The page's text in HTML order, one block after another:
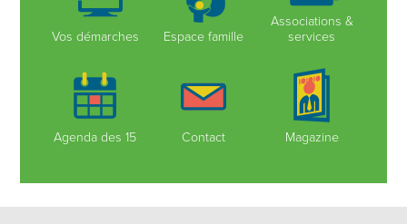
Vos démarches Espace famille
Associations &
services
Agenda des 15 Contact Magazine